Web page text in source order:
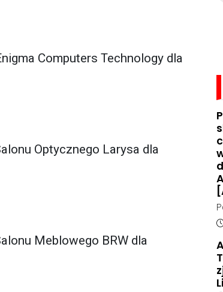
Computers Technology dla
Optycznego Larysa dla
Meblowego BRW dla